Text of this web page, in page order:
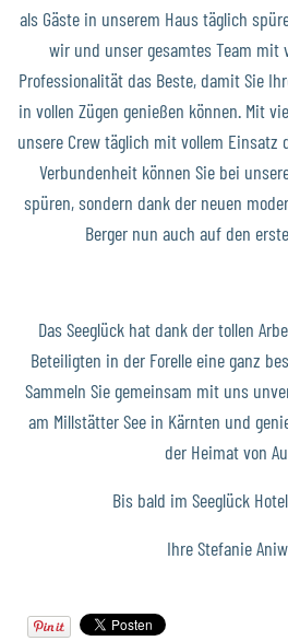
als Gäste in unserem Haus täglich
wir und unser gesamtes Team mit
Professionalität das Beste, damit Sie
in vollen Zügen genießen können. Mit
unsere Crew täglich mit vollem Einsatz
Verbundenheit können Sie bei
spüren, sondern dank der neuen
Berger nun auch auf den
Das Seeglück hat dank der tollen
Beteiligten in der Forelle eine ganz
Sammeln Sie gemeinsam mit uns
am Millstätter See in Kärnten und
der Heimat von
Bis bald im Seeglück
Ihre Stefanie